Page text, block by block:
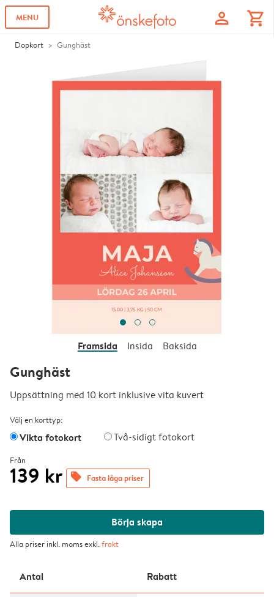
MENU profile shopping_cart
Dopkort Gunghäst
Framsida Insida Baksida
Gunghäst
Uppsättning med 10 kort inklusive vita kuvert
Välj en korttyp:
Vikta fotokort Två-sidigt fotokort
Från
139 kr offers Fasta låga priser
Börja skapa
Alla priser inkl. moms exkl.frakt
Antal Rabatt